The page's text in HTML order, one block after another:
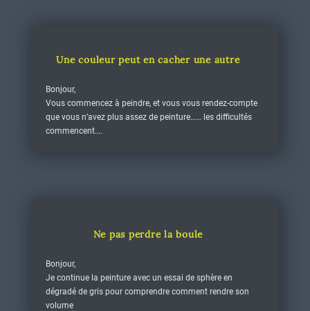
Une couleur peut en cacher une autre
Bonjour,
Vous commencez à peindre, et vous vous rendez-compte
que vous n’avez plus assez de peinture…… les difficultés
commencent….
Ne pas perdre la boule
Bonjour,
Je continue la peinture avec un essai de sphère en
dégradé de gris pour comprendre comment rendre son
volume